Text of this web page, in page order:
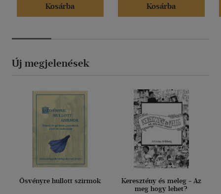
Kosárba
Kosárba
Új megjelenések
Ösvényre hullott szirmok
Keresztény és meleg - Az
meg hogy lehet?